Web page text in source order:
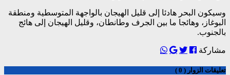
وسيكون البحر هادئا إلى قليل الهيجان بالواجهة المتوسطية ومنطقة
البوغاز، وهائجا ما بين الجرف وطانطان، وقليل الهيجان إلى هائج
بالجنوب.
مشاركة
تعليقات الزوار ( 0 )